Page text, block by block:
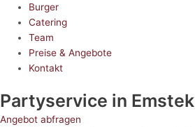
Burger
Catering
Team
Preise & Angebote
Kontakt
Partyservice in Emstek
Angebot abfragen